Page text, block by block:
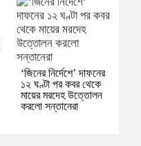
‘জিনের নির্দেশে’ দাফনের
১২ ঘণ্টা পর কবর থেকে
মায়ের মরদেহ উত্তোলন
করলো সন্তানেরা